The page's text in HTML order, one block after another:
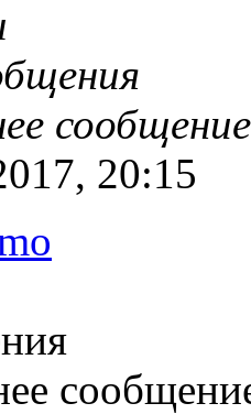
сообщение
20:15